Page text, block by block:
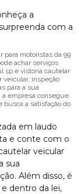
a
com a
para motoristas da 99
achar serviços
sp e vistoria cautelar
veicular, inspeção
para a sua
empresa consegue
a satisfação do
em laudo
e conte com o
veicular
sua
Além disso, é
dentro da lei,